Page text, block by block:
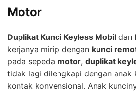
Motor
Duplikat Kunci Keyless Mobil dan
kerjanya mirip dengan kunci
pada sepeda motor, duplikat
tidak lagi dilengkapi dengan anak
kontak konvensional. Anak